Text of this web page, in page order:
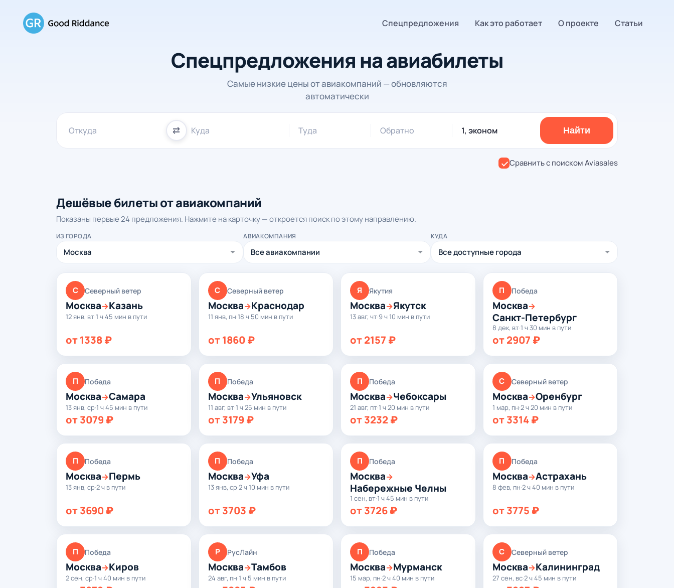
Спецпредложения Как это работает О проекте Статьи
Спецпредложения на авиабилеты
Самые низкие цены от авиакомпаний — обновляются
автоматически
⇄ Туда Обратно 1, эконом Найти
Сравнить с поиском Aviasales
Дешёвые билеты от авиакомпаний
Показаны первые 24 предложения. Нажмите на карточку — откроется поиск по этому направлению.
ИЗ ГОРОДА АВИАКОМПАНИЯ КУДА
С Северный ветер
Москва→Казань
12 янв, вт·1 ч 45 мин в пути
от 1338 ₽
С Северный ветер
Москва→Краснодар
11 янв, пн·18 ч 50 мин в пути
от 1860 ₽
Я Якутия
Москва→Якутск
13 авг, чт·9 ч 10 мин в пути
от 2157 ₽
П Победа
Москва→
Санкт-Петербург
8 дек, вт·1 ч 30 мин в пути
от 2907 ₽
П Победа
Москва→Самара
13 янв, ср·1 ч 45 мин в пути
от 3079 ₽
П Победа
Москва→Ульяновск
11 авг, вт·1 ч 25 мин в пути
от 3179 ₽
П Победа
Москва→Чебоксары
21 авг, пт·1 ч 20 мин в пути
от 3232 ₽
С Северный ветер
Москва→Оренбург
1 мар, пн·2 ч 20 мин в пути
от 3314 ₽
П Победа
Москва→Пермь
13 янв, ср·2 ч в пути
от 3690 ₽
П Победа
Москва→Уфа
13 янв, ср·2 ч 10 мин в пути
от 3703 ₽
П Победа
Москва→
Набережные Челны
1 сен, вт·1 ч 45 мин в пути
от 3726 ₽
П Победа
Москва→Астрахань
8 фев, пн·2 ч 40 мин в пути
от 3775 ₽
П Победа
Москва→Киров
2 сен, ср·1 ч 40 мин в пути
Р РусЛайн
Москва→Тамбов
24 авг, пн·1 ч 5 мин в пути
П Победа
Москва→Мурманск
15 мар, пн·2 ч 40 мин в пути
С Северный ветер
Москва→Калининград
27 сен, вс·2 ч 45 мин в пути